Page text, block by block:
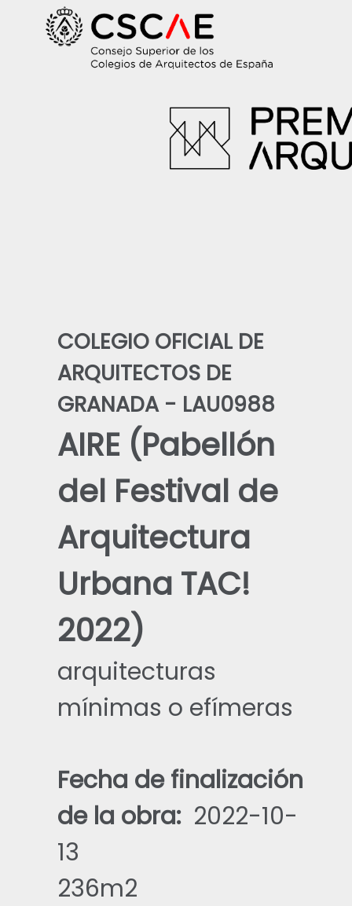
COLEGIO OFICIAL DE
ARQUITECTOS DE
GRANADA - LAU0988
AIRE (Pabellón
del Festival de
Arquitectura
Urbana TAC!
2022)
arquitecturas
mínimas o efímeras
Fecha de finalización
de la obra: 2022-10-
13
236m2